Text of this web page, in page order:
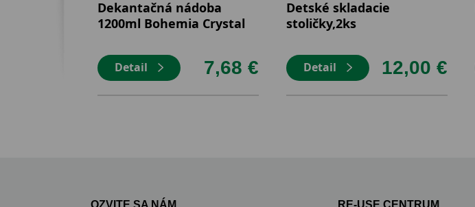
Dekantačná nádoba
1200ml Bohemia Crystal
Detail 7,68 €
Detské skladacie
stoličky,2ks
Detail 12,00 €
OZVITE SA NÁM RE-USE CENTRUM